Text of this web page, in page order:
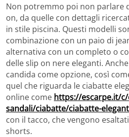
Non potremmo poi non parlare
on, da quelle con dettagli
in stile piscina. Questi modelli
combinazione con un paio di
alternativa con un completo o
delle slip on nere eleganti.
candida come opzione, così
quel che riguarda le ciabatte
online come https://escarpe.it/
sandali/ciabatte/ciabatte-
con il tacco, che vengono
shorts.